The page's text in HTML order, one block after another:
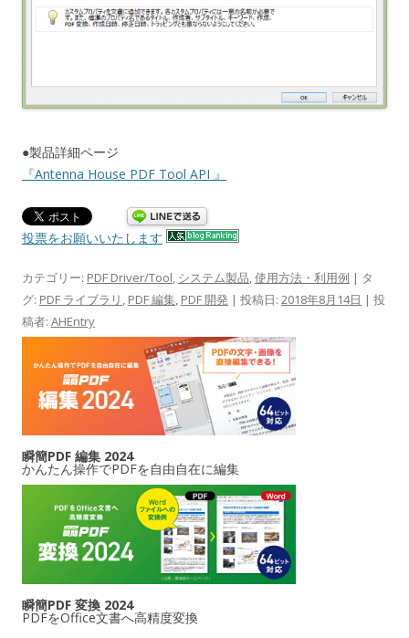
●製品詳細ページ
『Antenna House PDF Tool API 』
投票をお願いいたします
カテゴリー: PDF Driver/Tool, システム製品,使用方法・利用例 | タ
グ: PDF ライブラリ , PDF 編集, PDF 開発 | 投稿日: 2018年8月14日 | 投
稿者: AHEntry
瞬簡PDF 編集 2024
かんたん操作でPDFを自由自在に編集
瞬簡PDF 変換 2024
PDFをOffice文書へ高精度変換